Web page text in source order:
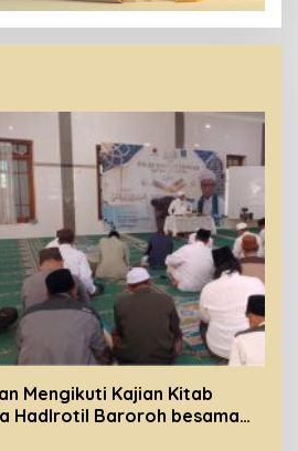
Mengikuti Kajian Kitab
Hadlrotil Baroroh besama
Al-Bantani.